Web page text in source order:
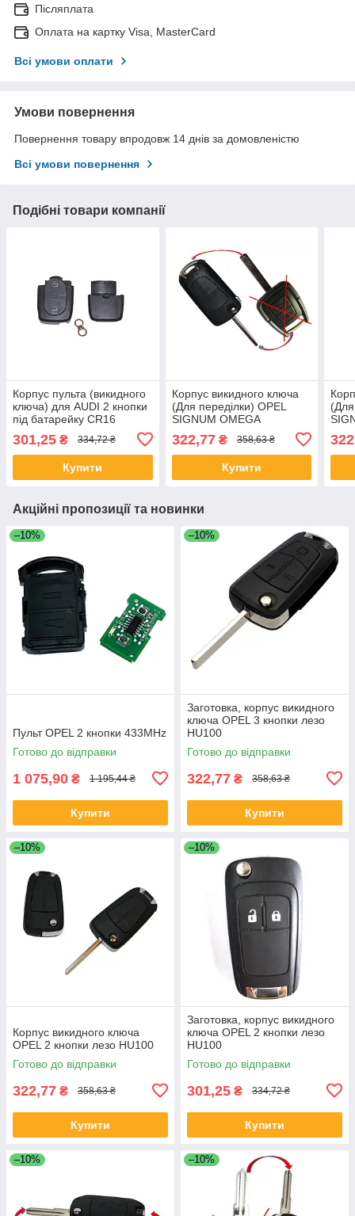
Післяплата
Оплата на картку Visa, MasterCard
Всі умови оплати
Умови повернення
Повернення товару впродовж 14 днів за домовленістю
Всі умови повернення
Подібні товари компанії
Корпус пульта (викидного
ключа) для AUDI 2 кнопки
під батарейку CR16
301,25 ₴ 334,72 ₴
Купити
Корпус викидного ключа
(Для переділки) OPEL
SIGNUM OMEGA
FRONTERA 2 кнопки лезо
B\79
322,77₴ 358,63 ₴
Купити
B\79
Акційні пропозиції та новинки
–10%
Пульт OPEL 2 кнопки 433MHz
Готово до відправки
1 075,90 ₴ 1 195,44 ₴
Купити
–10%
Заготовка, корпус викидного
ключа OPEL 3 кнопки лезо
HU100
Готово до відправки
322,77 ₴ 358,63 ₴
Купити
–10%
Корпус викидного ключа
OPEL 2 кнопки лезо HU100
Готово до відправки
322,77 ₴ 358,63 ₴
Купити
–10%
Заготовка, корпус викидного
ключа OPEL 2 кнопки лезо
HU100
Готово до відправки
301,25 ₴ 334,72 ₴
Купити
–10% –10%